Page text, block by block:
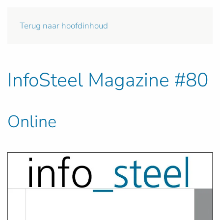
Terug naar hoofdinhoud
InfoSteel Magazine #80
Online